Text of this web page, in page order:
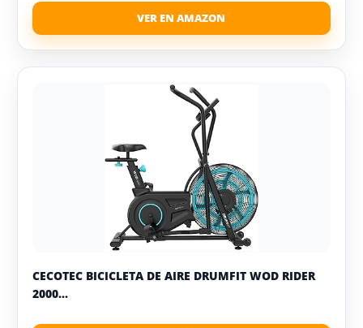
CECOTEC BICICLETA DE AIRE DRUMFIT WOD RIDER
2000...